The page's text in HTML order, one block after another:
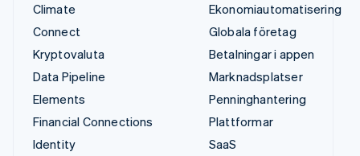
Climate
Connect
Kryptovaluta
Data Pipeline
Elements
Financial Connections
Identity
Ekonomiautomatisering
Globala företag
Betalningar i appen
Marknadsplatser
Penninghantering
Plattformar
SaaS